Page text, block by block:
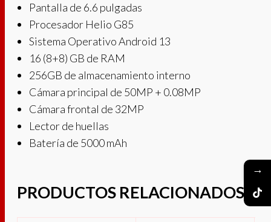
Pantalla de 6.6 pulgadas
Procesador Helio G85
Sistema Operativo Android 13
16 (8+8) GB de RAM
256GB de almacenamiento interno
Cámara principal de 50MP + 0.08MP
Cámara frontal de 32MP
Lector de huellas
Batería de 5000 mAh
PRODUCTOS RELACIONADOS
→